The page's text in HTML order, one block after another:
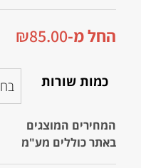
החל מ- ₪85.00
כמות שורות
המחירים המוצגים
באתר כוללים מע"מ